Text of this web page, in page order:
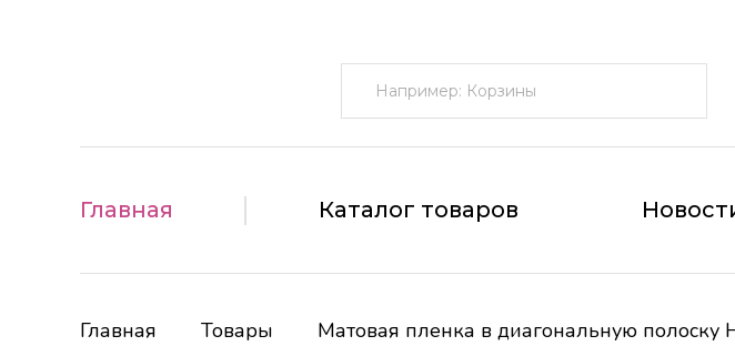
Главная Каталог товаров
Главная Товары Матовая пленка в диагональную полоску